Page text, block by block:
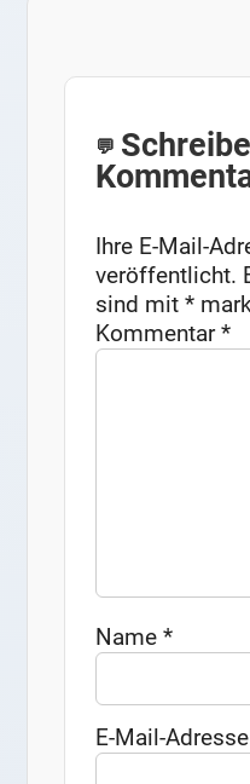
Ihre E-Mail-
veröffentlicht.
sind mit*
Kommentar*
Name*
E-Mail-Adresse